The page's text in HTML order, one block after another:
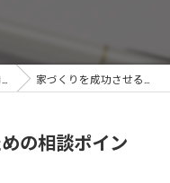
家づくりを成功させるための相談ポイント
の相談ポイン